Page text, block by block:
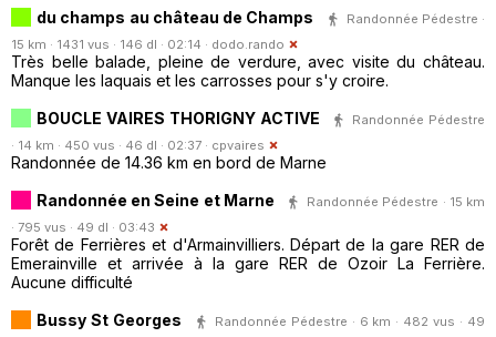
du champs au château de Champs
Randonnée Pédestre ·
15 km · 1431 vus · 146 dl · 02:14 · dodo.rando
Très belle balade, pleine de verdure, avec visite du château.
Manque les laquais et les carrosses pour s'y croire.
BOUCLE VAIRES THORIGNY ACTIVE
Randonnée Pédestre
· 14 km · 450 vus · 46 dl · 02:37 · cpvaires
Randonnée de 14.36 km en bord de Marne
Randonnée en Seine et Marne
Randonnée Pédestre · 15 km
· 795 vus · 49 dl · 03:43
Forêt de Ferrières et d'Armainvilliers. Départ de la gare RER de
Emerainville et arrivée à la gare RER de Ozoir La Ferrière.
Aucune difficulté
Bussy St Georges
Randonnée Pédestre · 6 km · 482 vus · 49